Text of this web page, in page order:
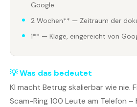
Google
2 Wochen** — Zeitraum der
1** — Klage, eingereicht von
💡 Was das bedeutet
KI macht Betrug skalierbar wie nie.
Scam-Ring 100 Leute am Telefon